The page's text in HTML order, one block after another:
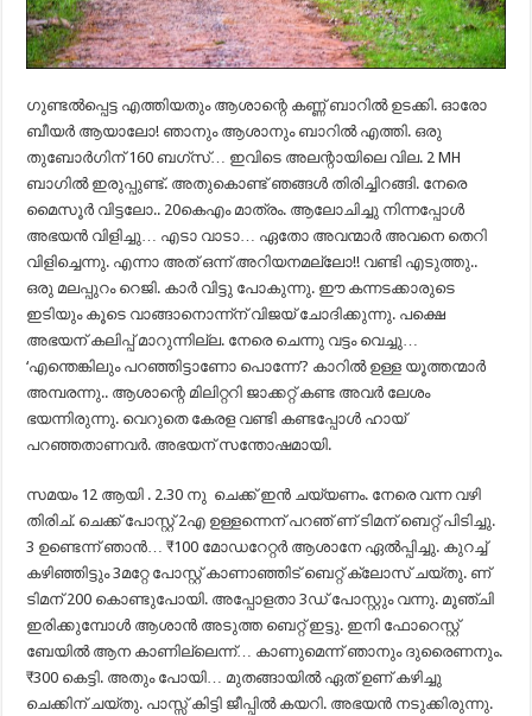
ഗുണ്ടൽപ്പെട്ട എത്തിയതും ആശാന്റെ കണ്ണ്‌ ബാറിൽ ഉടക്കി. ഓരോ
ബീയർ ആയാലോ! ഞാനും ആശാനും ബാറിൽ എത്തി. ഒരു
തുബോർഗിന് 160 ബഗ്‌സ്… ഇവിടെ അലന്റായിലെ വില. 2 MH
ബാഗിൽ ഇരുപ്പുണ്ട്. അതുകൊണ്ട് ഞങ്ങൾ തിരിച്ചിറങ്ങി. നേരെ
മൈസൂർ വിട്ടലോ.. 20കെഎം മാത്രം. ആലോചിച്ചു നിന്നപ്പോൾ
അഭയൻ വിളിച്ചു… എടാ വാടാ… ഏതോ അവന്മാർ അവനെ തെറി
വിളിച്ചെന്നു. എന്നാ അത് ഒന്ന് അറിയനമല്ലോ!! വണ്ടി എടുത്തു..
ഒരു മലപ്പുറം റെജി. കാർ വിട്ടു പോകുന്നു. ഈ കന്നടക്കാരുടെ
ഇടിയും കൂടെ വാങ്ങാനൊന്ന്ന് വിജയ് ചോദിക്കുന്നു. പക്ഷെ
അഭയന് കലിപ്പ് മാറുന്നില്ല. നേരെ ചെന്നു വട്ടം വെച്ചു…
‘എന്തെങ്കിലും പറഞ്ഞിട്ടാണോ പൊന്നേ’? കാറിൽ ഉള്ള യൂത്തന്മാർ
അമ്പരന്നു.. ആശാന്റെ മിലിറ്ററി ജാക്കറ്റ് കണ്ട അവർ ലേശം
ഭയന്നിരുന്നു. വെറുതെ കേരള വണ്ടി കണ്ടപ്പോൾ ഹായ്
പറഞ്ഞതാണവർ. അഭയന് സന്തോഷമായി.
സമയം 12 ആയി . 2.30 നു ചെക്ക് ഇൻ ചയ്യണം. നേരെ വന്ന വഴി
തിരിച്. ചെക്ക് പോസ്റ്റ് 2എ ഉള്ളന്നെന് പറഞ് ണ് ടിമന് ബെറ്റ് പിടിച്ചു.
3 ഉണ്ടെന്ന് ഞാൻ… ₹100 മോഡറേറ്റർ ആശാനേ ഏൽപ്പിച്ചു. കുറച്ച്
കഴിഞ്ഞിട്ടും 3മറ്റേ പോസ്റ്റ് കാണാഞ്ഞിട് ബെറ്റ് ക്ലോസ് ചയ്തു. ണ്
ടിമന് 200 കൊണ്ടുപോയി. അപ്പോളതാ 3ഡ് പോസ്റ്റും വന്നു. മൂഞ്ചി
ഇരിക്കുമ്പോൾ ആശാൻ അടുത്ത ബെറ്റ് ഇട്ടു. ഇനി ഫോറെസ്റ്റ്
ബേയിൽ ആന കാണില്ലെന്ന്… കാണുമെന്ന് ഞാനും ദുരൈണനും.
₹300 കെട്ടി. അതും പോയി… മുതങ്ങായിൽ ഏത് ഉണ് കഴിച്ചു
ചെക്കിന് ചയ്തു. പാസ്സ് കിട്ടി ജീപ്പിൽ കയറി. അഭയൻ നടുക്കിരുന്നു.